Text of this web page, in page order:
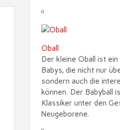
Oball
Der kleine Oball ist
Babys, die nicht nur
sondern auch die
können. Der Babyball
Klassiker unter den
Neugeborene.